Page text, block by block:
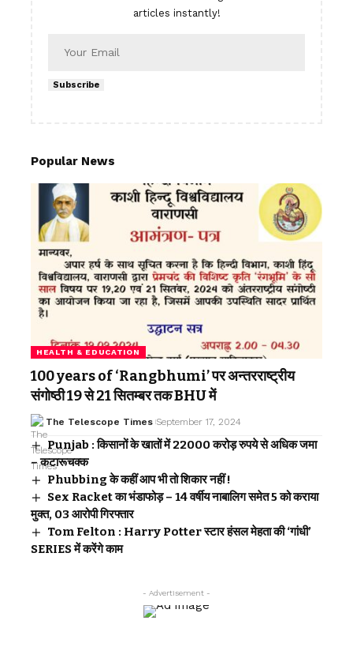
articles instantly!
Subscribe
Popular News
HEALTH & EDUCATION
100 years of ‘Rangbhumi’ पर अन्तरराष्ट्रीय
संगोष्ठी 19 से 21 सितम्बर तक BHU में
The Telescope Times September 17, 2024
Punjab : किसानों के खातों में 22000 करोड़ रुपये से अधिक जमा
– कटारूचक्क
Phubbing के कहीं आप भी तो शिकार नहीं !
Sex Racket का भंडाफोड़ – 14 वर्षीय नाबालिग समेत 5 को कराया
मुक्त, 03 आरोपी गिरफ्तार
Tom Felton : Harry Potter स्टार हंसल मेहता की ‘गांधी’
SERIES में करेंगे काम
- Advertisement -